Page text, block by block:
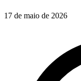
17 de maio de 2026